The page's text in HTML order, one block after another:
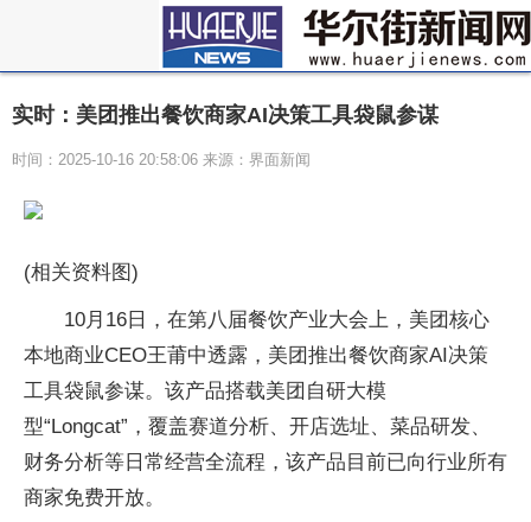
实时：美团推出餐饮商家AI决策工具袋鼠参谋
时间：2025-10-16 20:58:06 来源：界面新闻
(相关资料图)
10月16日，在第八届餐饮产业大会上，美团核心
本地商业CEO王莆中透露，美团推出餐饮商家AI决策
工具袋鼠参谋。该产品搭载美团自研大模
型“Longcat”，覆盖赛道分析、开店选址、菜品研发、
财务分析等日常经营全流程，该产品目前已向行业所有
商家免费开放。